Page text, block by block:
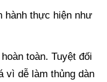
hành thực hiện như
toàn. Tuyệt đối
vì dễ làm thủng dàn